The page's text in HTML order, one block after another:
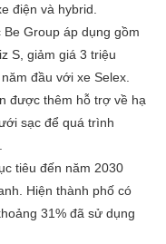
điện và hybrid.
Group áp dụng gồm
S, giảm giá 3 triệu
đầu với xe Selex.
được thêm hỗ trợ về hạ
sạc để quá trình
tiêu đến năm 2030
Hiện thành phố có
31% đã sử dụng